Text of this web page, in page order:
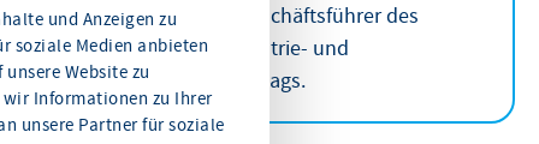
und Anzeigen zu
soziale Medien anbieten
Website zu
Informationen zu Ihrer
unsere Partner für soziale
Frank Aletter, Geschäftsführer des
Hessischen Industrie- und
Handelskammertags.